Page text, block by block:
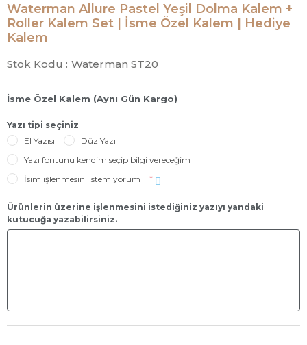
Waterman Allure Pastel Yeşil Dolma Kalem +
Roller Kalem Set | İsme Özel Kalem | Hediye
Kalem
Stok Kodu : Waterman ST20
İsme Özel Kalem (Aynı Gün Kargo)
Yazı tipi seçiniz
El Yazısı
Düz Yazı
Yazı fontunu kendim seçip bilgi vereceğim
İsim işlenmesini istemiyorum
*
Ürünlerin üzerine işlenmesini istediğiniz yazıyı yandaki
kutucuğa yazabilirsiniz.